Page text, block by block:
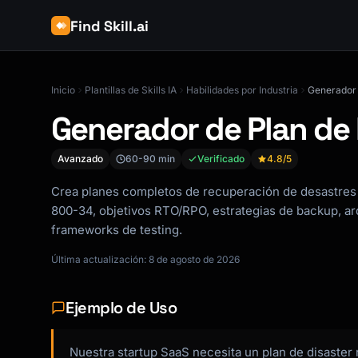
Find Skill.ai
Inicio Plantillas de Skills IA Habilidades por Industria
Generador de Plan
Avanzado 60-90 min Verificado 4.8/5
Crea planes completos de recuperación de
800-34, objetivos RTO/RPO, estrategias de backup,
frameworks de testing.
Última actualización: 8 de agosto de 2026
Ejemplo de Uso
Nuestra startup SaaS necesita un plan de